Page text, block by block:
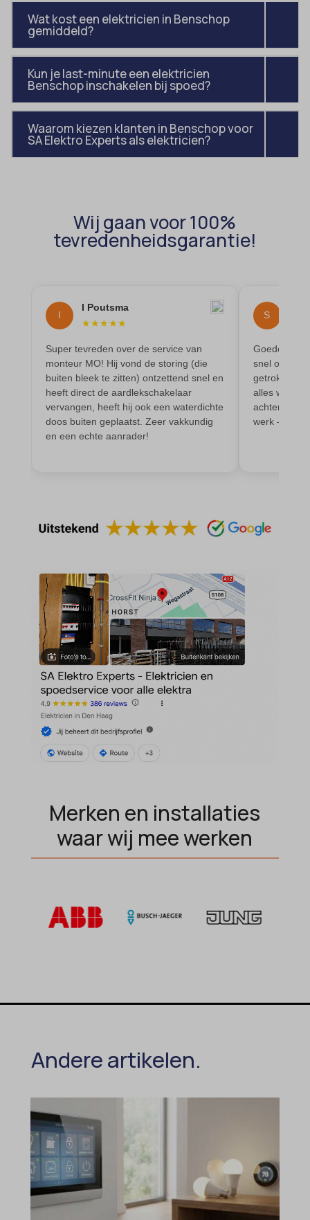
Wat kost een elektricien in Benschop
gemiddeld?
Kun je last-minute een elektricien
Benschop inschakelen bij spoed?
Waarom kiezen klanten in Benschop voor
SA Elektro Experts als elektricien?
Wij gaan voor 100%
tevredenheidsgarantie!
I
I Poutsma
★★★★★
Super tevreden over de service van
monteur MO! Hij vond de storing (die
buiten bleek te zitten) ontzettend snel en
heeft direct de aardlekschakelaar
vervangen, heeft hij ook een waterdichte
doos buiten geplaatst. Zeer vakkundig
en een echte aanrader!
S
Goede
snel
getrokken
alles werkt
werk –
Merken en installaties
waar wij mee werken
Andere artikelen.
et-pb-recent-items-colors
et-pb-recent-items-font_family
gdpr_consent
googtrans
gt_auto_switch
OptanonConsent
sessionId
wordpress_test_cookie
wp-settings-time-*
wpl_viewed_cookie
av_lang
blocksy_cookies_consent_accepted
borlabs-cookie
cato_fw_inet
cb-enabled
cookie_permission_granted
domain
et-recommend-sync-post-*
et-saved-post*
et-saving-post-*
hide-*
kconsent
marketing_cookies
MicrosoftApplicationsTelemetryDeviceId
MicrosoftApplicationsTelemetryFirstLaunchTime
OptanonAlertBoxClosed
perf_*
popupShow
SameSite
snconsent